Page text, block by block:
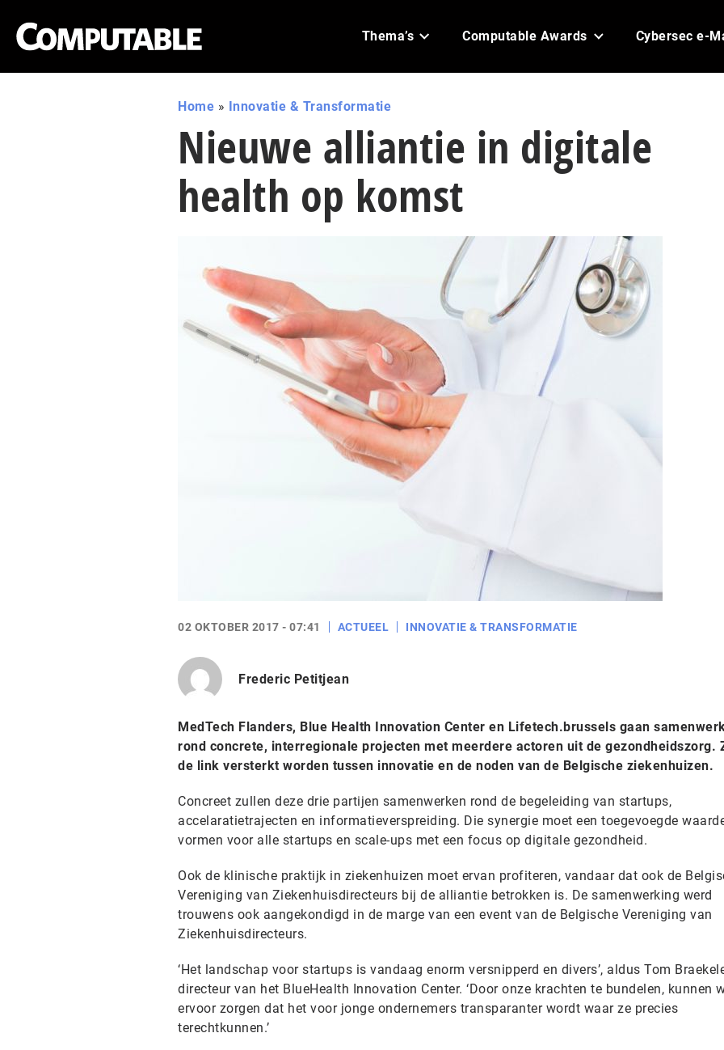
Thema’s Computable Awards Cybersec e-
Home » Innovatie & Transformatie
Nieuwe alliantie in digitale
health op komst
02 OKTOBER 2017 - 07:41 ACTUEEL INNOVATIE & TRANSFORMATIE
Frederic Petitjean
MedTech Flanders, Blue Health Innovation Center en Lifetech.brussels gaan
rond concrete, interregionale projecten met meerdere actoren uit de gezondheidszorg.
de link versterkt worden tussen innovatie en de noden van de Belgische ziekenhuizen.
Concreet zullen deze drie partijen samenwerken rond de begeleiding van startups,
accelaratietrajecten en informatieverspreiding. Die synergie moet een toegevoegde
vormen voor alle startups en scale-ups met een focus op digitale gezondheid.
Ook de klinische praktijk in ziekenhuizen moet ervan profiteren, vandaar dat ook de
Vereniging van Ziekenhuisdirecteurs bij de alliantie betrokken is. De samenwerking werd
trouwens ook aangekondigd in de marge van een event van de Belgische Vereniging van
Ziekenhuisdirecteurs.
‘Het landschap voor startups is vandaag enorm versnipperd en divers’, aldus Tom
directeur van het BlueHealth Innovation Center. ‘Door onze krachten te bundelen, kunnen
ervoor zorgen dat het voor jonge ondernemers transparanter wordt waar ze precies
terechtkunnen.’